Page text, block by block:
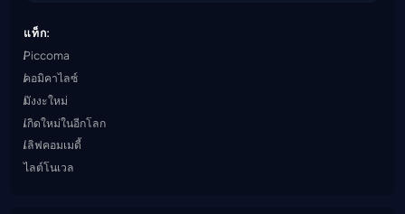
แท็ก:
Piccoma
คอมิคาไลซ์
มังงะใหม่
เกิดใหม่ในอีกโลก
เลิฟคอมเมดี้
ไลต์โนเวล